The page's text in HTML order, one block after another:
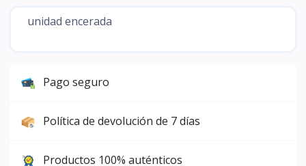
unidad encerada
Pago seguro
Política de devolución de 7 días
Productos 100% auténticos